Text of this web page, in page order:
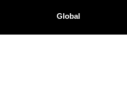
Global